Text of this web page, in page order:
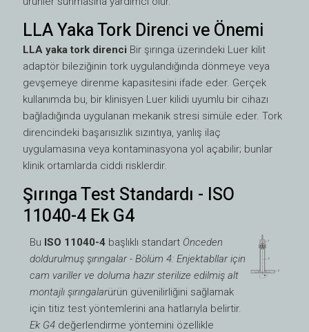
LLA Yaka Tork Direnci ve Önemi
LLA yaka tork direnci Bir şırınga üzerindeki Luer kilit
adaptör bileziğinin tork uygulandığında dönmeye veya
gevşemeye direnme kapasitesini ifade eder. Gerçek
kullanımda bu, bir klinisyen Luer kilidi uyumlu bir cihazı
bağladığında uygulanan mekanik stresi simüle eder. Tork
direncindeki başarısızlık sızıntıya, yanlış ilaç
uygulamasına veya kontaminasyona yol açabilir; bunlar
klinik ortamlarda ciddi risklerdir.
Şırınga Test Standardı - ISO
11040-4 Ek G4
Bu ISO 11040-4 başlıklı standart Önceden
doldurulmuş şırıngalar - Bölüm 4: Enjektabllar için
cam variller ve doluma hazır sterilize edilmiş alt
montajlı şırıngalarürün güvenilirliğini sağlamak
için titiz test yöntemlerini ana hatlarıyla belirtir.
Ek G4 değerlendirme yöntemini özellikle